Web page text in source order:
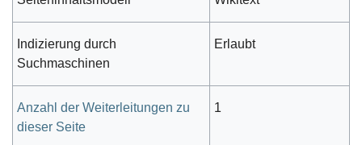
Indizierung durch
Suchmaschinen
Erlaubt
Anzahl der Weiterleitungen zu
dieser Seite
1